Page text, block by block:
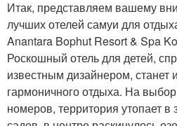
Итак, представляем вашему
лучших отелей самуи для
Anantara Bophut Resort & Spa
Роскошный отель для детей,
известным дизайнером,
гармоничного отдыха. На
номеров, территория утопает в